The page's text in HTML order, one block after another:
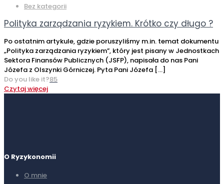
Bez kategorii
Polityka zarządzania ryzykiem. Krótko czy długo ?
Po ostatnim artykule, gdzie poruszyliśmy m.in. temat dokumentu
„Polityka zarządzania ryzykiem”, który jest pisany w Jednostkach
Sektora Finansów Publicznych (JSFP), napisała do nas Pani
Józefa z Olszynki Górniczej. Pyta Pani Józefa […]
Do you like it?85
Czytaj więcej
O Ryzykonomii
O mnie